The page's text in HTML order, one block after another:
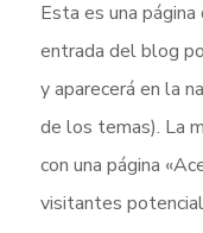
Esta es una
entrada del blog
y aparecerá en la
de los temas). La
con una página
visitantes